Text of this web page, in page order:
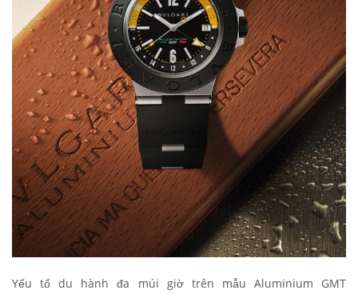
Yếu tố du hành đa múi giờ trên mẫu Aluminium GMT